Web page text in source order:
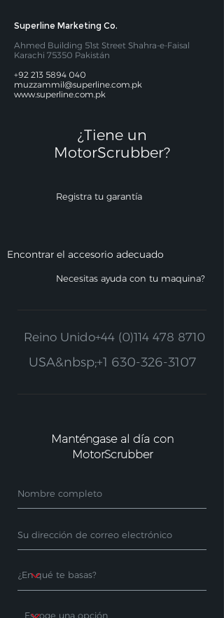
Superline Marketing Co.
Ahmed Building 51st Street Shahra-e-Faisal
Karachi 75350 Pakistán
+92 213 5894 040
muzzammil@superline.com.pk
www.superline.com.pk
¿Tiene un
MotorScrubber?​
Registra tu garantía
Encontrar el accesorio adecuado
Necesitas ayuda con tu maquina?
Reino Unido+44 (0)114 478 8710
USA&nbsp;+1 630-326-3107
Manténgase al día con
MotorScrubber